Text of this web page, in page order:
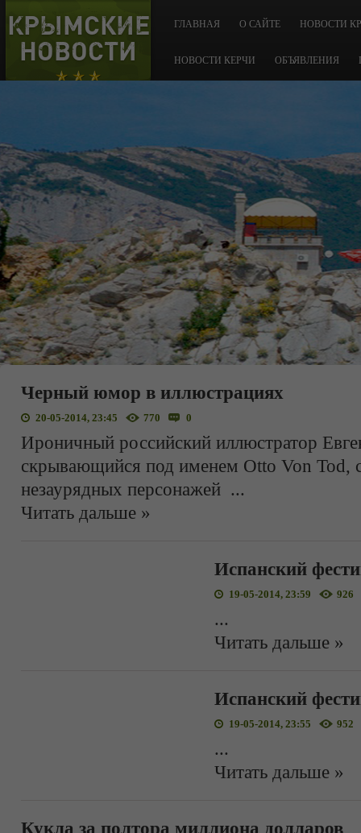
КРЫМСКИЕ
НОВОСТИ
ГЛАВНАЯ О САЙТЕ НОВОСТИ
НОВОСТИ КЕРЧИ ОБЪЯВЛЕНИЯ
Черный юмор в иллюстрациях
20-05-2014, 23:45 770 0
Ироничный российский иллюстратор
скрывающийся под именем Otto Von Tod,
незаурядных персонажей ...
Читать дальше »
Испанский
19-05-2014, 23:59 926
...
Читать дальше »
Испанский
19-05-2014, 23:55 952
...
Читать дальше »
Кукла за полтора миллиона долларов